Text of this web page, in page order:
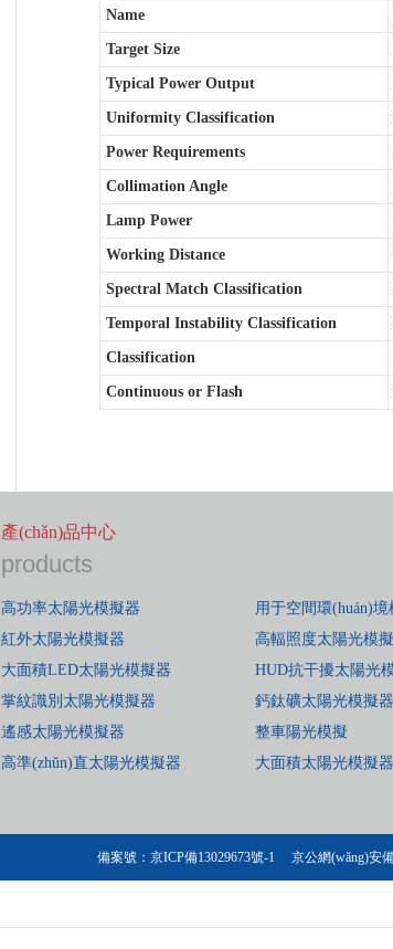
Name
Target Size
Typical Power Output
Uniformity Classification
Power Requirements
Collimation Angle
Lamp Power
Working Distance
Spectral Match Classification
Temporal Instability Classification
Classification
Continuous or Flash
產(chǎn)品中心
products
高功率太陽光模擬器
紅外太陽光模擬器
高輻照度太陽光模
大面積LED太陽光模擬器
HUD抗干擾太陽光
掌紋識別太陽光模擬器
鈣鈦礦太陽光模擬器
遙感太陽光模擬器
整車陽光模擬
高準(zhǔn)直太陽光模擬器
大面積太陽光模擬器
備案號： 京ICP備13029673號-1 京公網(wǎng)安